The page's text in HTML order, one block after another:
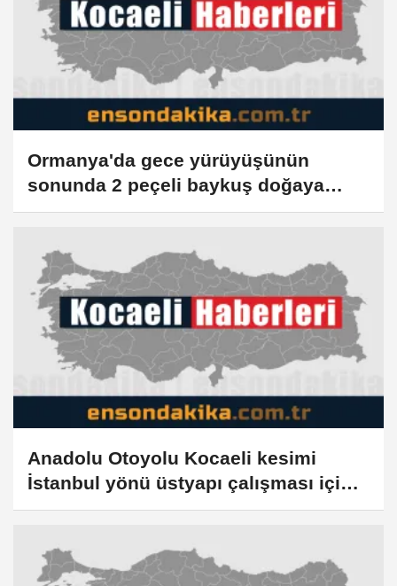
Ormanya'da gece yürüyüşünün
sonunda 2 peçeli baykuş doğaya
salındı
Anadolu Otoyolu Kocaeli kesimi
İstanbul yönü üstyapı çalışması için
trafiğe kapatılacak